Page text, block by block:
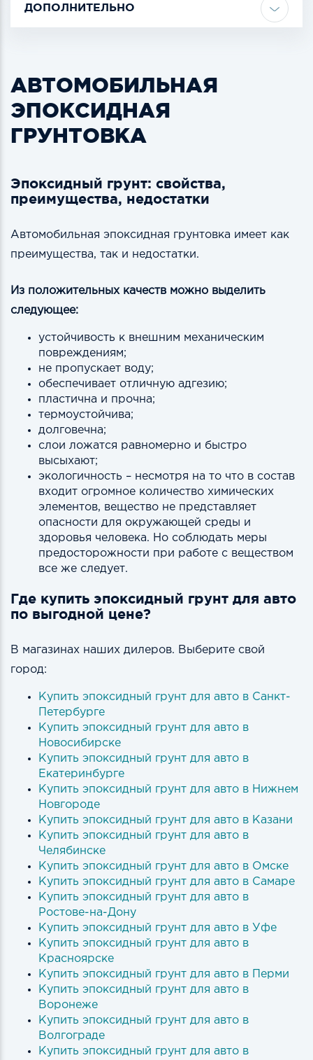
ДОПОЛНИТЕЛЬНО
АВТОМОБИЛЬНАЯ
ЭПОКСИДНАЯ
ГРУНТОВКА
Эпоксидный грунт: свойства,
преимущества, недостатки
Автомобильная эпоксидная грунтовка имеет как
преимущества, так и недостатки.
Из положительных качеств можно выделить
следующее:
устойчивость к внешним механическим
повреждениям;
не пропускает воду;
обеспечивает отличную адгезию;
пластична и прочна;
термоустойчива;
долговечна;
слои ложатся равномерно и быстро
высыхают;
экологичность – несмотря на то что в состав
входит огромное количество химических
элементов, вещество не представляет
опасности для окружающей среды и
здоровья человека. Но соблюдать меры
предосторожности при работе с веществом
все же следует.
Где купить эпоксидный грунт для авто
по выгодной цене?
В магазинах наших дилеров. Выберите свой
город:
Купить эпоксидный грунт для авто в Санкт-
Петербурге
Купить эпоксидный грунт для авто в
Новосибирске
Купить эпоксидный грунт для авто в
Екатеринбурге
Купить эпоксидный грунт для авто в Нижнем
Новгороде
Купить эпоксидный грунт для авто в Казани
Купить эпоксидный грунт для авто в
Челябинске
Купить эпоксидный грунт для авто в Омске
Купить эпоксидный грунт для авто в Самаре
Купить эпоксидный грунт для авто в
Ростове-на-Дону
Купить эпоксидный грунт для авто в Уфе
Купить эпоксидный грунт для авто в
Красноярске
Купить эпоксидный грунт для авто в Перми
Купить эпоксидный грунт для авто в
Воронеже
Купить эпоксидный грунт для авто в
Волгограде
Купить эпоксидный грунт для авто в